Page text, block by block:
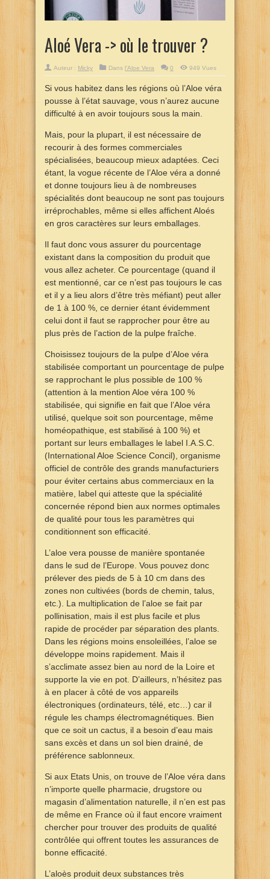
Aloé Vera -> où le trouver ?
Auteur : Micky Dans l’Aloe Vera 0 949 Vues
Si vous habitez dans les régions où l’Aloe véra
pousse à l’état sauvage, vous n’aurez aucune
difficulté à en avoir toujours sous la main.
Mais, pour la plupart, il est nécessaire de
recourir à des formes commerciales
spécialisées, beaucoup mieux adaptées. Ceci
étant, la vogue récente de l’Aloe véra a donné
et donne toujours lieu à de nombreuses
spécialités dont beaucoup ne sont pas toujours
irréprochables, même si elles affichent Aloés
en gros caractères sur leurs emballages.
Il faut donc vous assurer du pourcentage
existant dans la composition du produit que
vous allez acheter. Ce pourcentage (quand il
est mentionné, car ce n’est pas toujours le cas
et il y a lieu alors d’être très méfiant) peut aller
de 1 à 100 %, ce dernier étant évidemment
celui dont il faut se rapprocher pour être au
plus près de l’action de la pulpe fraîche.
Choisissez toujours de la pulpe d’Aloe véra
stabilisée comportant un pourcentage de pulpe
se rapprochant le plus possible de 100 %
(attention à la mention Aloe véra 100 %
stabilisée, qui signifie en fait que l’Aloe véra
utilisé, quelque soit son pourcentage, même
homéopathique, est stabilisé à 100 %) et
portant sur leurs emballages le label I.A.S.C.
(International Aloe Science Concil), organisme
officiel de contrôle des grands manufacturiers
pour éviter certains abus commerciaux en la
matière, label qui atteste que la spécialité
concernée répond bien aux normes optimales
de qualité pour tous les paramètres qui
conditionnent son efficacité.
L’aloe vera pousse de manière spontanée
dans le sud de l’Europe. Vous pouvez donc
prélever des pieds de 5 à 10 cm dans des
zones non cultivées (bords de chemin, talus,
etc.). La multiplication de l’aloe se fait par
pollinisation, mais il est plus facile et plus
rapide de procéder par séparation des plants.
Dans les régions moins ensoleillées, l’aloe se
développe moins rapidement. Mais il
s’acclimate assez bien au nord de la Loire et
supporte la vie en pot. D’ailleurs, n’hésitez pas
à en placer à côté de vos appareils
électroniques (ordinateurs, télé, etc…) car il
régule les champs électromagnétiques. Bien
que ce soit un cactus, il a besoin d’eau mais
sans excès et dans un sol bien drainé, de
préférence sablonneux.
Si aux Etats Unis, on trouve de l’Aloe véra dans
n’importe quelle pharmacie, drugstore ou
magasin d’alimentation naturelle, il n’en est pas
de même en France où il faut encore vraiment
chercher pour trouver des produits de qualité
contrôlée qui offrent toutes les assurances de
bonne efficacité.
L’aloès produit deux substances très